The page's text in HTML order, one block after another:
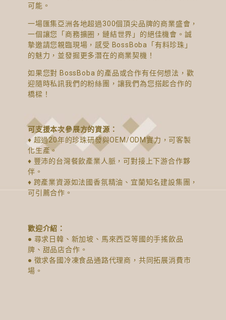
可能。
一場匯集亞洲各地超過300個頂尖品牌的商業盛會，
一個讓您「商務擴圈，鏈結世界」的絕佳機會。誠
摯邀請您親臨現場，感受 BossBoba「有料珍珠」
的魅力，並發掘更多潛在的商業契機！
如果您對 BossBoba 的產品或合作有任何想法，歡
迎隨時私訊我們的粉絲團，讓我們為您搭起合作的
橋樑！
可支援本次參展方的資源：
♦ 超過20年的珍珠研發與OEM/ODM實力，可客製
化生產。
♦ 豐沛的台灣餐飲產業人脈，可對接上下游合作夥
伴。
♦ 跨產業資源如法國香氛精油、宜蘭知名建設集團，
可引薦合作。
歡迎介紹：
● 尋求日韓、新加坡、馬來西亞等國的手搖飲品
牌、甜品店合作。
● 徵求各國冷凍食品通路代理商，共同拓展消費市
場。